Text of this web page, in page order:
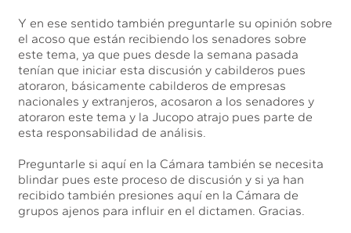
Y en ese sentido también preguntarle su opinión sobre
el acoso que están recibiendo los senadores sobre
este tema, ya que pues desde la semana pasada
tenían que iniciar esta discusión y cabilderos pues
atoraron, básicamente cabilderos de empresas
nacionales y extranjeros, acosaron a los senadores y
atoraron este tema y la Jucopo atrajo pues parte de
esta responsabilidad de análisis.
Preguntarle si aquí en la Cámara también se necesita
blindar pues este proceso de discusión y si ya han
recibido también presiones aquí en la Cámara de
grupos ajenos para influir en el dictamen. Gracias.